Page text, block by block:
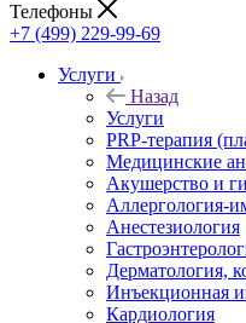
Телефоны
+7 (499) 229-99-69
Услуги
Назад
Услуги
PRP-терапия
Медицинские
Акушерство и
Аллергология-
Анестезиология
Дерматология,
Инъекционная
Кардиология